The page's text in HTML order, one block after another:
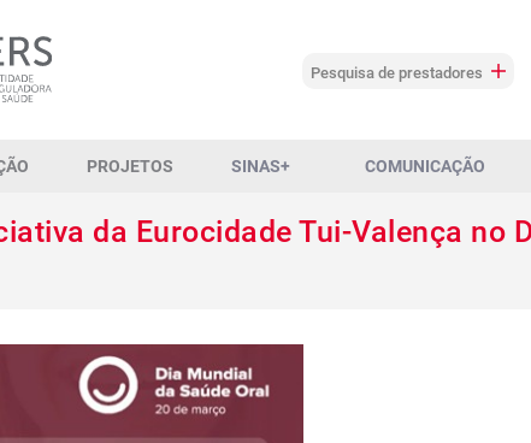
Pesquisa de prestadores
PROJETOS SINAS+ COMUNICAÇÃO
da Eurocidade Tui-Valença no